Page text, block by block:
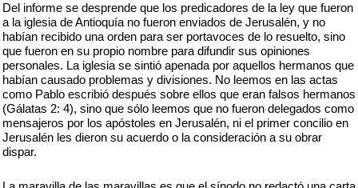
Del informe se desprende que los predicadores de la ley que fueron
a la iglesia de Antioquía no fueron enviados de Jerusalén, y no
habían recibido una orden para ser portavoces de lo resuelto, sino
que fueron en su propio nombre para difundir sus opiniones
personales. La iglesia se sintió apenada por aquellos hermanos que
habían causado problemas y divisiones. No leemos en las actas
como Pablo escribió después sobre ellos que eran falsos hermanos
(Gálatas 2: 4), sino que sólo leemos que no fueron delegados como
mensajeros por los apóstoles en Jerusalén, ni el primer concilio en
Jerusalén les dieron su acuerdo o la consideración a su obrar
dispar.